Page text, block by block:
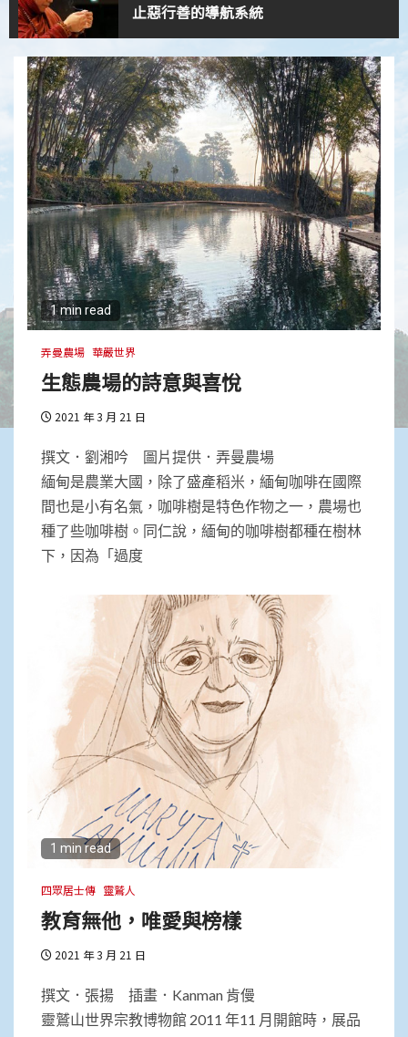
止惡行善的導航系統
5
心道法師：禪就是禪
1
心和平，才有真正的生態永續
2
要把心醫好，就要離相
在覺性上無一立錐之地
1 min read
弄曼農場 華嚴世界
生態農場的詩意與喜悅
2021 年 3 月 21 日
撰文．劉湘吟 圖片提供．弄曼農場
緬甸是農業大國，除了盛產稻米，緬甸咖啡在國際
間也是小有名氣，咖啡樹是特色作物之一，農場也
種了些咖啡樹。同仁說，緬甸的咖啡樹都種在樹林
下，因為「過度
1 min read
四眾居士傳 靈鷲人
教育無他，唯愛與榜樣
2021 年 3 月 21 日
撰文．張揚 插畫．Kanman 肯僈
靈鷲山世界宗教博物館 2011 年11 月開館時，展品